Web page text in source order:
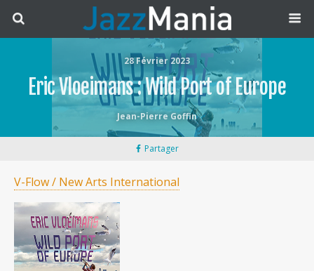
28 Février 2023
Eric Vloeimans : Wild Port of Europe
Jean-Pierre Goffin
Partager
V-Flow / New Arts International